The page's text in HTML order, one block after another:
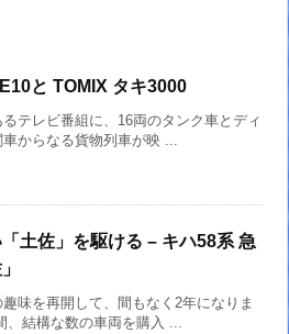
と TOMIX タキ3000
テレビ番組に、16両のタンク車とディ
車からなる貨物列車が映 ...
土佐」を駆ける – キハ58系 急
味を再開して、間もなく2年になりま
、結構な数の車両を購入 ...